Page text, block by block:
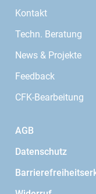
Kontakt
Techn. Beratung
News & Projekte
Feedback
CFK-Bearbeitung
AGB
Datenschutz